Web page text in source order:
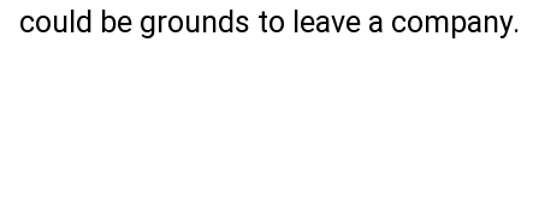
could be grounds to leave a company.